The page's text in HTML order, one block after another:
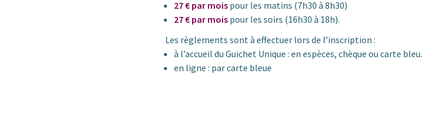
27 € par mois pour les matins (7h30 à 8h30)
27 € par mois pour les soirs (16h30 à 18h).
Les règlements sont à effectuer lors de l’inscription :
à l’accueil du Guichet Unique : en espèces, chèque ou carte bleu.
en ligne : par carte bleue